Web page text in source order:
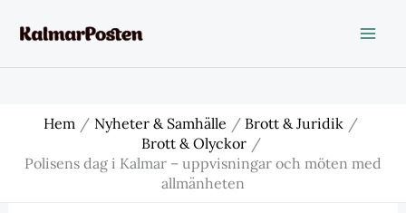
Hem Nyheter & Samhälle
Brott & Juridik
Brott & Olyckor
Polisens dag i Kalmar – uppvisningar och möten med
allmänheten